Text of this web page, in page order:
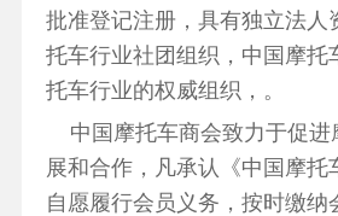
批准登记注册，具有独立法人
托车行业社团组织，中国摩托
托车行业的权威组织，。
中国摩托车商会致力于促进
展和合作，凡承认《中国摩托
自愿履行会员义务，按时缴纳